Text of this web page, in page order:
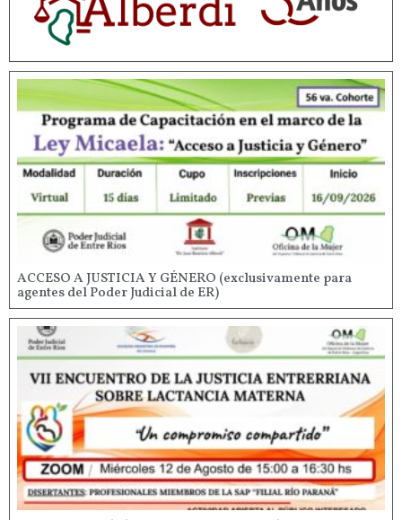
ACCESO A JUSTICIA Y GÉNERO (exclusivamente para
agentes del Poder Judicial de ER)